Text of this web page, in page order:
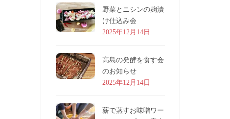
野菜とニシンの麹漬
け仕込み会
2025年12月14日
高島の発酵を食す会
のお知らせ
2025年12月14日
薪で蒸すお味噌ワー